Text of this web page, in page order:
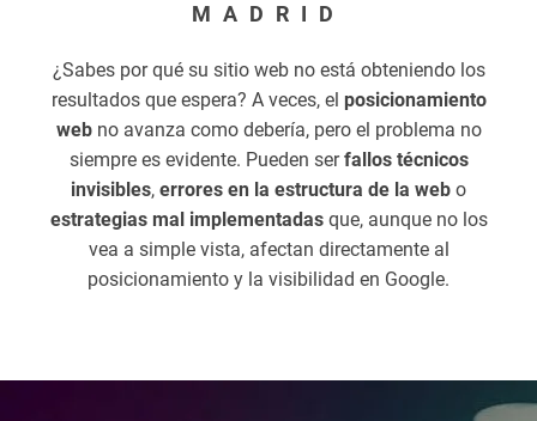
MADRID
¿Sabes por qué su sitio web no está obteniendo los
resultados que espera? A veces, el posicionamiento
webno avanza como debería, pero el problema no
siempre es evidente. Pueden serfallos técnicos
invisibles, errores en la estructura de la web o
estrategias mal implementadasque, aunque no los
vea a simple vista, afectan directamente al
posicionamiento y la visibilidad en Google.